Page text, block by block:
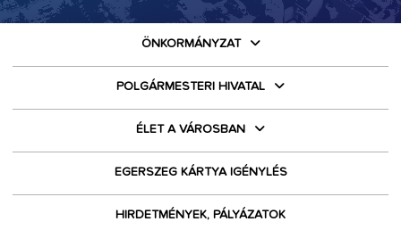
ÖNKORMÁNYZAT
POLGÁRMESTERI HIVATAL
ÉLET A VÁROSBAN
EGERSZEG KÁRTYA IGÉNYLÉS
HIRDETMÉNYEK, PÁLYÁZATOK